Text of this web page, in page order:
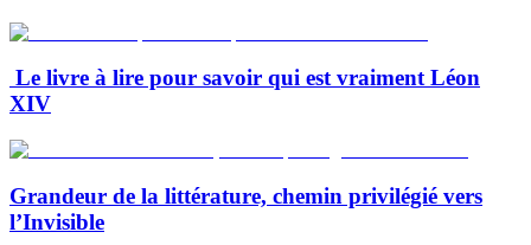
Le livre à lire pour savoir qui est vraiment Léon
XIV
Grandeur de la littérature, chemin privilégié vers
l’Invisible